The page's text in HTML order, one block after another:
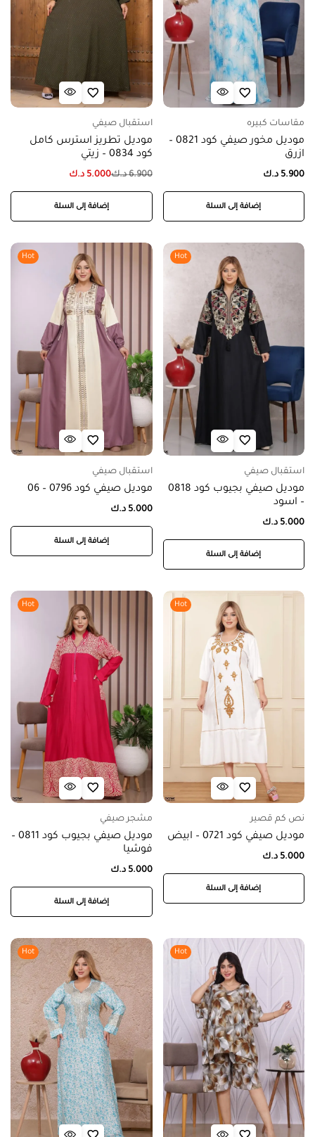
مقاسات كبيره
موديل مخور صيفي كود 0821 –
ازرق
5.900 د.ك
إضافة إلى السلة
استقبال صيفي
موديل تطريز استرس كامل
كود 0834 – زيتي
6.900 د.ك5.000 د.ك
إضافة إلى السلة
Hot
استقبال صيفي
موديل صيفي بجيوب كود 0818
– اسود
5.000 د.ك
إضافة إلى السلة
Hot
استقبال صيفي
موديل صيفي كود 0796 – 06
5.000 د.ك
إضافة إلى السلة
Hot
نص كم قصير
موديل صيفي كود 0721 – ابيض
5.000 د.ك
إضافة إلى السلة
Hot
مشجر صيفي
موديل صيفي بجيوب كود 0811 –
فوشيا
5.000 د.ك
إضافة إلى السلة
Hot
Hot